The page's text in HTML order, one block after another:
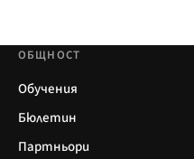
ОБЩНОСТ
Обучения
Бюлетин
Партньори